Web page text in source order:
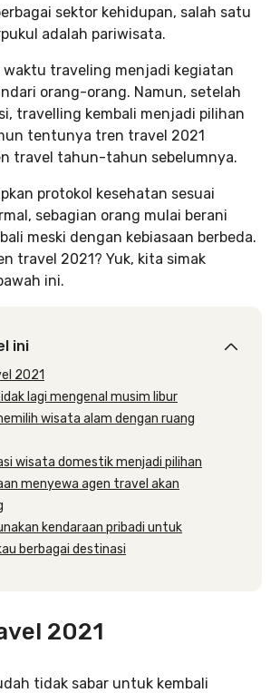
sektor kehidupan, salah satu
adalah pariwisata.
waktu traveling menjadi kegiatan
orang-orang. Namun, setelah
travelling kembali menjadi pilihan
tentunya tren travel 2021
travel tahun-tahun sebelumnya.
protokol kesehatan sesuai
sebagian orang mulai berani
meski dengan kebiasaan berbeda.
travel 2021? Yuk, kita simak
ini.
ini
2021
lagi mengenal musim libur
wisata alam dengan ruang
wisata domestik menjadi pilihan
menyewa agen travel akan
kendaraan pribadi untuk
berbagai destinasi
2021
tidak sabar untuk kembali